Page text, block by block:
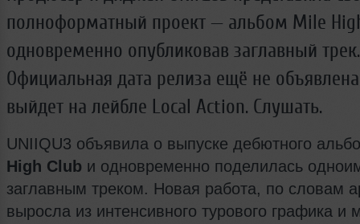
полноформатный проект — альбом Mile
одновременно опубликовав заглавный трек.
Официальная дата релиза ещё не
выйдет на лейбле Local Action. Слушать.
UNIIQU3 объявила о выпуске дебютного
High Club и одновременно поделилась
заглавным треком. Новая работа, по словам
выросла из интенсивного турового графика и